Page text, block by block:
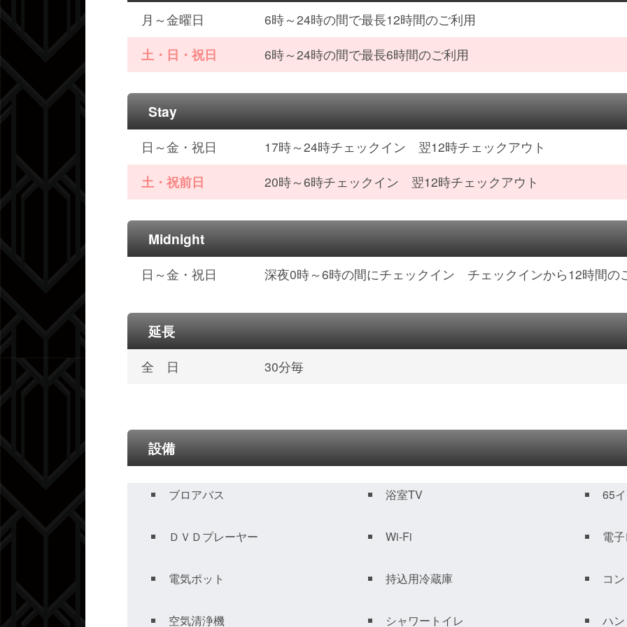
月～金曜日
6時～24時の間で最長12時間のご利用
土・日・祝日
6時～24時の間で最長6時間のご利用
Stay
日～金・祝日
17時～24時チェックイン 翌12時チェックアウト
土・祝前日
20時～6時チェックイン 翌12時チェックアウト
Midnight
日～金・祝日 深夜0時～6時の間にチェックイン チェックインから12時間の
延長
全 日 30分毎
設備
ブロアバス 浴室TV 65
ＤＶＤプレーヤー Wi-Fi 電
電気ポット 持込用冷蔵庫 コ
空気清浄機 シャワートイレ ハ